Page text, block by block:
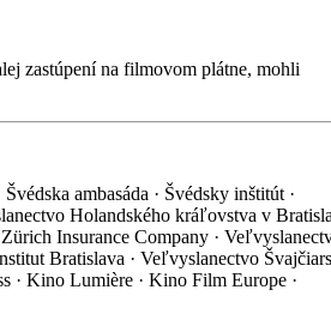
zastúpení na filmovom plátne, mohli
ambasáda · Švédsky inštitút ·
Holandského kráľovstva v
Insurance Company ·
Bratislava · Veľvyslanectvo
· Kino Lumière · Kino Film Europe ·